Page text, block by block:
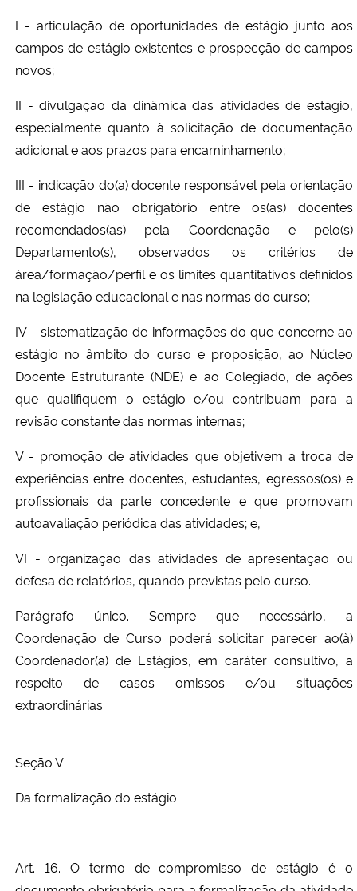
I - articulação de oportunidades de estágio junto aos
campos de estágio existentes e prospecção de campos
novos;
II - divulgação da dinâmica das atividades de estágio,
especialmente quanto à solicitação de documentação
adicional e aos prazos para encaminhamento;
III - indicação do(a) docente responsável pela orientação
de estágio não obrigatório entre os(as) docentes
recomendados(as) pela Coordenação e pelo(s)
Departamento(s), observados os critérios de
área/formação/perfil e os limites quantitativos definidos
na legislação educacional e nas normas do curso;
IV - sistematização de informações do que concerne ao
estágio no âmbito do curso e proposição, ao Núcleo
Docente Estruturante (NDE) e ao Colegiado, de ações
que qualifiquem o estágio e/ou contribuam para a
revisão constante das normas internas;
V - promoção de atividades que objetivem a troca de
experiências entre docentes, estudantes, egressos(os) e
profissionais da parte concedente e que promovam
autoavaliação periódica das atividades; e,
VI - organização das atividades de apresentação ou
defesa de relatórios, quando previstas pelo curso.
Parágrafo único. Sempre que necessário, a
Coordenação de Curso poderá solicitar parecer ao(à)
Coordenador(a) de Estágios, em caráter consultivo, a
respeito de casos omissos e/ou situações
extraordinárias.
Seção V
Da formalização do estágio
Art. 16. O termo de compromisso de estágio é o